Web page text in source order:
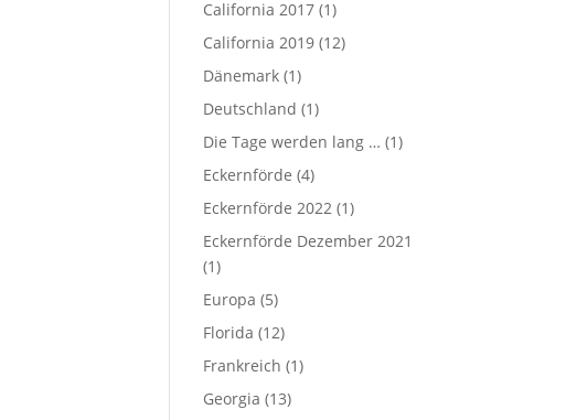
California 2017 (1)
California 2019 (12)
Dänemark (1)
Deutschland (1)
Die Tage werden lang … (1)
Eckernförde (4)
Eckernförde 2022 (1)
Eckernförde Dezember 2021
(1)
Europa (5)
Florida (12)
Frankreich (1)
Georgia (13)